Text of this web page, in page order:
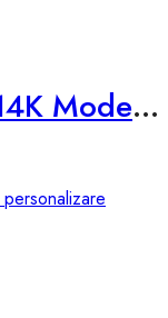
Verighete Aur Galben 14K Model d632-g